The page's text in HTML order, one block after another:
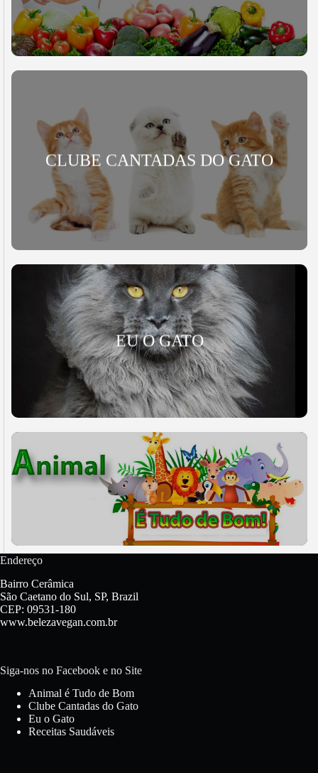
CLUBE CANTADAS DO GATO
EU O GATO
Endereço
Bairro Cerâmica
São Caetano do Sul, SP, Brazil
CEP: 09531-180
www.belezavegan.com.br
Siga-nos no Facebook e no Site
Animal é Tudo de Bom
Clube Cantadas do Gato
Eu o Gato
Receitas Saudáveis